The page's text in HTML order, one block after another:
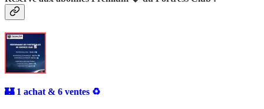
🏰 1 achat & 6 ventes ♻️